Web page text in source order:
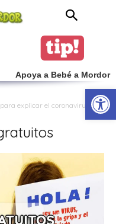
Apoya a Bebé a Mordor
explicar el coronavirus